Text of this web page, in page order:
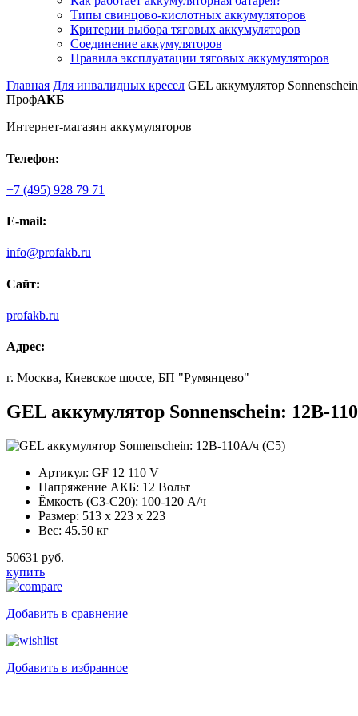
Типы свинцово-кислотных аккумуляторов
Критерии выбора тяговых аккумуляторов
Соединение аккумуляторов
Правила эксплуатации тяговых аккумуляторов
Главная Для инвалидных кресел GEL аккумулятор
ПрофАКБ
Интернет-магазин аккумуляторов
Телефон:
+7 (495) 928 79 71
E-mail:
info@profakb.ru
Сайт:
profakb.ru
Адрес:
г. Москва, Киевское шоссе, БП "Румянцево"
GEL аккумулятор Sonnenschein: 12В-
Артикул: GF 12 110 V
Напряжение АКБ: 12 Вольт
Ёмкость (С3-С20): 100-120 А/ч
Размер: 513 x 223 x 223
Вес: 45.50 кг
50631 руб.
купить
Добавить в сравнение
Добавить в избранное